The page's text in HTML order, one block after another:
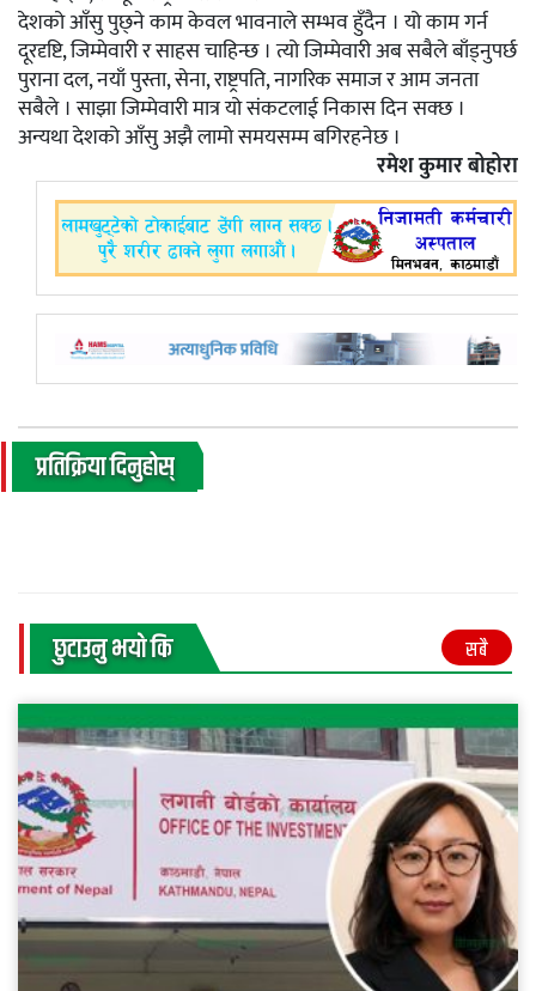
देशको आँसु पुछ्ने काम केवल भावनाले सम्भव हुँदैन । यो काम गर्न
दूरदृष्टि, जिम्मेवारी र साहस चाहिन्छ । त्यो जिम्मेवारी अब सबैले बाँड्नुपर्छ
पुराना दल, नयाँ पुस्ता, सेना, राष्ट्रपति, नागरिक समाज र आम जनता
सबैले । साझा जिम्मेवारी मात्र यो संकटलाई निकास दिन सक्छ ।
अन्यथा देशको आँसु अझै लामो समयसम्म बगिरहनेछ ।
रमेश कुमार बोहोरा
प्रतिक्रिया दिनुहोस्
छुटाउनु भयाे कि सबै